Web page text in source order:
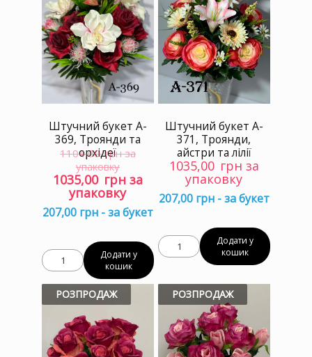
Штучний букет A-
369, Троянди та
орхідеї
1104,00грн за
упаковку
Оригінальна
ціна:
1104,00 грн
за
1035,00 грн за
упаковку
Поточна
ціна:
1035,00 грн
упаковку.
207,00 грн - за букет
Додати у
кошик
Штучний букет A-
371, Троянди,
айстри та лілії
1035,00 грн за
упаковку
207,00 грн - за букет
Додати у
кошик
РОЗПРОДАЖ РОЗПРОДАЖ